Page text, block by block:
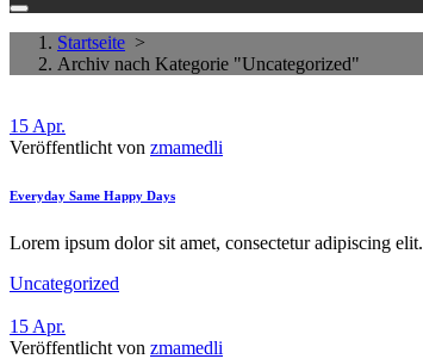
Startseite >
Archiv nach Kategorie "Uncategorized"
15 Apr.
Veröffentlicht von zmamedli
Everyday Same Happy Days
Lorem ipsum dolor sit amet, consectetur adipiscing elit.
Uncategorized
15 Apr.
Veröffentlicht von zmamedli